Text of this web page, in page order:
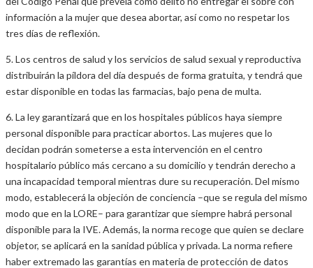
información a la mujer que desea abortar, así como no respetar los
tres días de reflexión.
5. Los centros de salud y los servicios de salud sexual y reproductiva
distribuirán la píldora del día después de forma gratuita, y tendrá que
estar disponible en todas las farmacias, bajo pena de multa.
6. La ley garantizará que en los hospitales públicos haya siempre
personal disponible para practicar abortos. Las mujeres que lo
decidan podrán someterse a esta intervención en el centro
hospitalario público más cercano a su domicilio y tendrán derecho a
una incapacidad temporal mientras dure su recuperación. Del mismo
modo, establecerá la objeción de conciencia –que se regula del mismo
modo que en la LORE– para garantizar que siempre habrá personal
disponible para la IVE. Además, la norma recoge que quien se declare
objetor, se aplicará en la sanidad pública y privada. La norma refiere
haber extremado las garantías en materia de protección de datos